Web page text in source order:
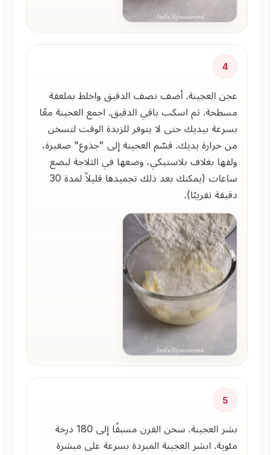
4
عجن العجينة. أضف نصف الدقيق واخلط بملعقة
مسطحة. ثم اسكب باقي الدقيق. اجمع العجينة معًا
بسرعة بيديك حتى لا يتوفر للزبدة الوقت لتسخن
من حرارة يديك. قسّم العجينة إلى "جذوع" صغيرة،
ولفها بغلاف بلاستيكي، وضعها في الثلاجة لبضع
ساعات (يمكنك بعد ذلك تجميدها قليلاً لمدة 30
دقيقة تقريبًا).
5
بشر العجينة. سخن الفرن مسبقًا إلى 180 درجة
مئوية. ابشر العجينة المبردة بسرعة على مبشرة